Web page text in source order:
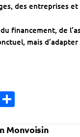
des entreprises et
financement, de
mais
Monvoisin